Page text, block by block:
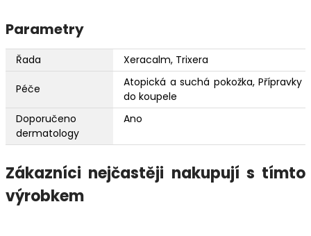
Parametry
Řada Xeracalm, Trixera
Péče
Atopická a suchá pokožka, Přípravky
do koupele
Doporučeno
dermatology
Ano
Zákazníci nejčastěji nakupují s tímto
výrobkem